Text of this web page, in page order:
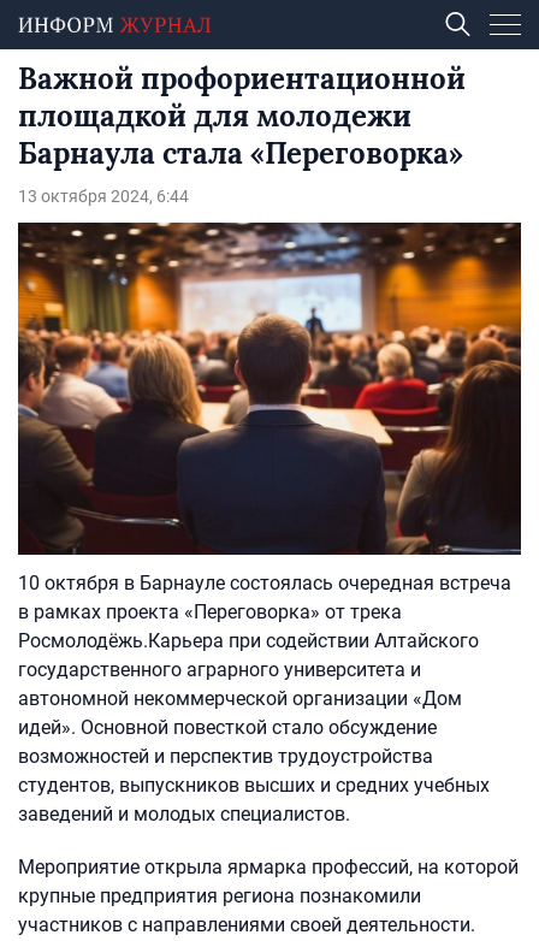
Важной профориентационной
площадкой для молодежи
Барнаула стала «Переговорка»
13 октября 2024, 6:44
10 октября в Барнауле состоялась очередная встреча
в рамках проекта «Переговорка» от трека
Росмолодёжь.Карьера при содействии Алтайского
государственного аграрного университета и
автономной некоммерческой организации «Дом
идей». Основной повесткой стало обсуждение
возможностей и перспектив трудоустройства
студентов, выпускников высших и средних учебных
заведений и молодых специалистов.
Мероприятие открыла ярмарка профессий, на которой
крупные предприятия региона познакомили
участников с направлениями своей деятельности.